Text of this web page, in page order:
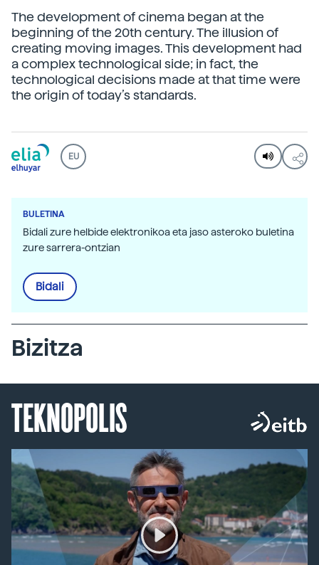
The development of cinema began at the
beginning of the 20th century. The illusion of
creating moving images. This development had
a complex technological side; in fact, the
technological decisions made at that time were
the origin of today’s standards.
EU
BULETINA
Bidali zure helbide elektronikoa eta jaso asteroko buletina
zure sarrera-ontzian
Bidali
Bizitza
TEKNOPOLIS